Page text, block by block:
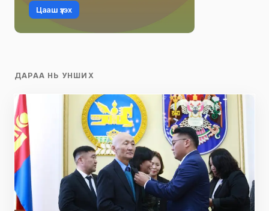
Цааш үзэх
ДАРАА НЬ УНШИХ